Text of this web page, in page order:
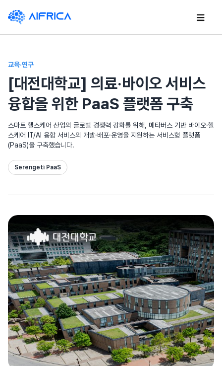
교육·연구
[대전대학교] 의료·바이오 서비스
융합을 위한 PaaS 플랫폼 구축
스마트 헬스케어 산업의 글로벌 경쟁력 강화를 위해, 메타버스 기반 바이오·헬
스케어 IT/AI 융합 서비스의 개발·배포·운영을 지원하는 서비스형 플랫폼
(PaaS)을 구축했습니다.
Serengeti PaaS